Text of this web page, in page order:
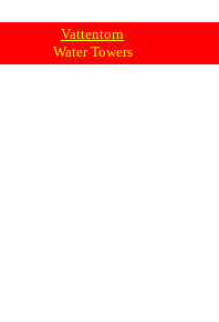
Vattentorn
Water Towers